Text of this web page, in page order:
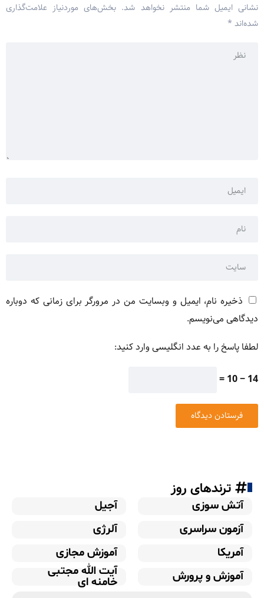
نشانی ایمیل شما منتشر نخواهد شد. بخش‌های موردنیاز علامت‌گذاری
شده‌اند *
ذخیره نام، ایمیل و وبسایت من در مرورگر برای زمانی که دوباره
دیدگاهی می‌نویسم.
لطفا پاسخ را به عدد انگلیسی وارد کنید:
14 − 10 =
ترندهای روز
آتش سوزی
آجیل
آزمون سراسری
آلرژی
آمریکا
آموزش مجازی
آموزش و پرورش
آیت الله مجتبی
خامنه ای